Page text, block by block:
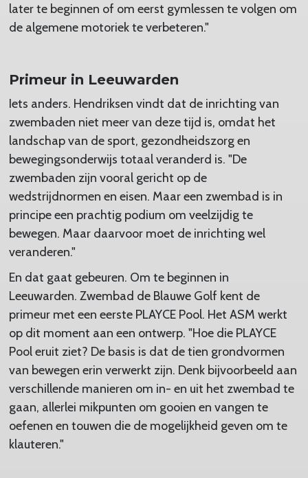
later te beginnen of om eerst gymlessen te volgen om
de algemene motoriek te verbeteren."
Primeur in Leeuwarden
Iets anders. Hendriksen vindt dat de inrichting van
zwembaden niet meer van deze tijd is, omdat het
landschap van de sport, gezondheidszorg en
bewegingsonderwijs totaal veranderd is. "De
zwembaden zijn vooral gericht op de
wedstrijdnormen en eisen. Maar een zwembad is in
principe een prachtig podium om veelzijdig te
bewegen. Maar daarvoor moet de inrichting wel
veranderen."
En dat gaat gebeuren. Om te beginnen in
Leeuwarden. Zwembad de Blauwe Golf kent de
primeur met een eerste PLAYCE Pool. Het ASM werkt
op dit moment aan een ontwerp. "Hoe die PLAYCE
Pool eruit ziet? De basis is dat de tien grondvormen
van bewegen erin verwerkt zijn. Denk bijvoorbeeld aan
verschillende manieren om in- en uit het zwembad te
gaan, allerlei mikpunten om gooien en vangen te
oefenen en touwen die de mogelijkheid geven om te
klauteren."